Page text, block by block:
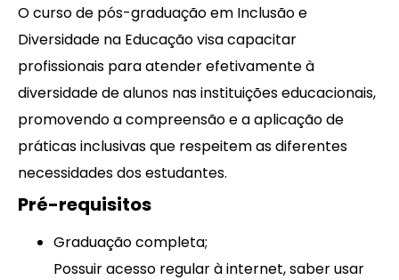
O curso de pós-graduação em Inclusão e
Diversidade na Educação visa capacitar
profissionais para atender efetivamente à
diversidade de alunos nas instituições educacionais,
promovendo a compreensão e a aplicação de
práticas inclusivas que respeitem as diferentes
necessidades dos estudantes.
Pré-requisitos
Graduação completa;
Possuir acesso regular à internet, saber usar